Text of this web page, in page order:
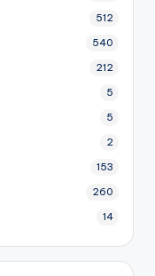
512
540
212
5
5
2
153
260
14